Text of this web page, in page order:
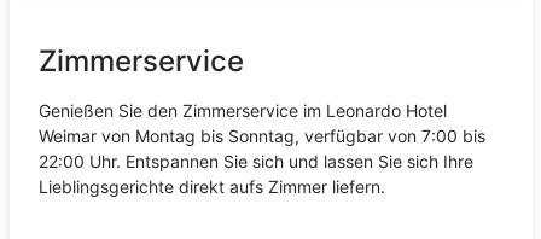
Zimmerservice
Genießen Sie den Zimmerservice im Leonardo Hotel
Weimar von Montag bis Sonntag, verfügbar von 7:00 bis
22:00 Uhr. Entspannen Sie sich und lassen Sie sich Ihre
Lieblingsgerichte direkt aufs Zimmer liefern.